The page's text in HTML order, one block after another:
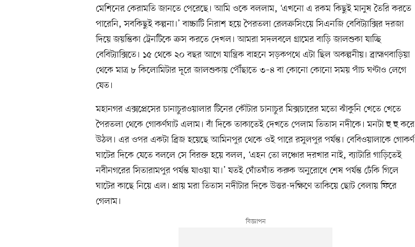
মেশিনের কেরামতি জানতে পেরেছে। আমি ওকে বললাম, ‘এখনো এ রকম কিছুই মানুষ তৈরি করতে
পারেনি, সবকিছুই কল্পনা।’ বাচ্চাটি নিরাশ হয়ে পৈরতলা রেলক্রসিংয়ে সিএনজি বেবিট্যাক্সির দরজা
দিয়ে জয়ন্তিকা ট্রেনটিকে ক্রস করতে দেখল। আমরা সদলবলে গ্রামের বাড়ি জালশুকা যাচ্ছি
বেবিট্যাক্সিতে। ১৫ থেকে ২০ বছর আগে যান্ত্রিক বাহনে সড়কপথে এটা ছিল অকল্পনীয়। ব্রাহ্মণবাড়িয়া
থেকে মাত্র ৮ কিলোমিটার দূরে জালশুকায় পৌঁছাতে ৩–৪ বা কোনো কোনো সময় পাঁচ ঘণ্টাও লেগে
যেত।
মহানগর এক্সপ্রেসের চানাচুরওয়ালার টিনের কৌটার চানাচুর মিক্সচারের মতো ঝাঁকুনি খেতে খেতে
পৈরতলা থেকে গোকর্ণঘাট এলাম। বাঁ দিকে তাকাতেই দেখতে পেলাম তিতাস নদীকে। মনটা হু হু করে
উঠল। এর ওপর একটা ব্রিজ হয়েছে আমিনপুর থেকে ওই পারে রসুলপুর পর্যন্ত। বেবিওয়ালাকে গোকর্ণ
ঘাটের দিকে যেতে বললে সে বিরক্ত হয়ে বলল, ‘এহন তো লঞ্চোর দরখার নাই, ব্যাটারি গাড়িতেই
নবীনগরের সিতারামপুর পর্যন্ত যাওয়া যা।’ যতই ঘোঁতঘাঁত করুক অনুরোধে শেষ পর্যন্ত ঢেঁকি গিলে
ঘাটের কাছে নিয়ে এল। প্রায় মরা তিতাস নদীটার দিকে উত্তর-দক্ষিণে তাকিয়ে ছোট বেলায় ফিরে
গেলাম।